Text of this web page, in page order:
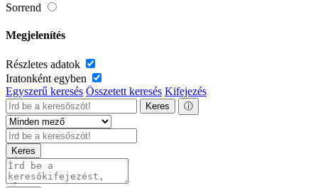
Sorrend
Megjelenítés
Részletes adatok
Iratonként egyben
Egyszerű keresés Összetett keresés Kifejezés
Keres ⓘ
Keres